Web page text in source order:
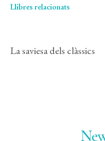
Llibres relacionats
La saviesa dels clàssics